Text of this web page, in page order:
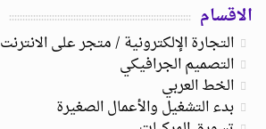
الاقسام
التجارة الإلكترونية / متجر على الانترنت
التصميم الجرافيكي
الخط العربي
بدء التشغيل والأعمال الصغيرة